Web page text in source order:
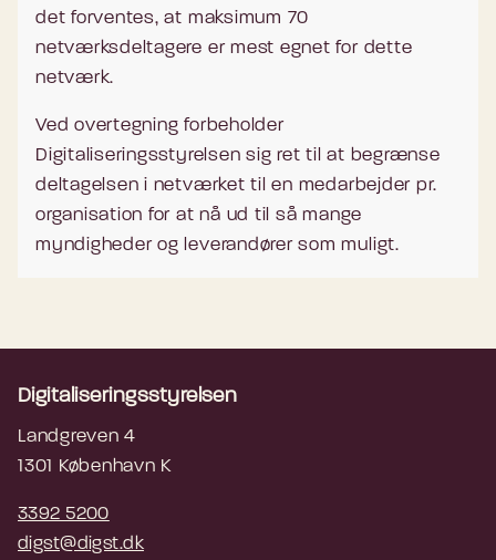
det forventes, at maksimum 70
netværksdeltagere er mest egnet for dette
netværk.
Ved overtegning forbeholder
Digitaliseringsstyrelsen sig ret til at begrænse
deltagelsen i netværket til en medarbejder pr.
organisation for at nå ud til så mange
myndigheder og leverandører som muligt.
Digitaliseringsstyrelsen
Landgreven 4
1301 København K
3392 5200
digst@digst.dk